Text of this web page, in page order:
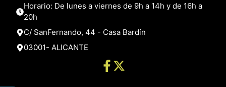
Horario: De lunes a viernes de 9h a 14h y de 16h a
20h
C/ SanFernando, 44 - Casa Bardín
03001- ALICANTE